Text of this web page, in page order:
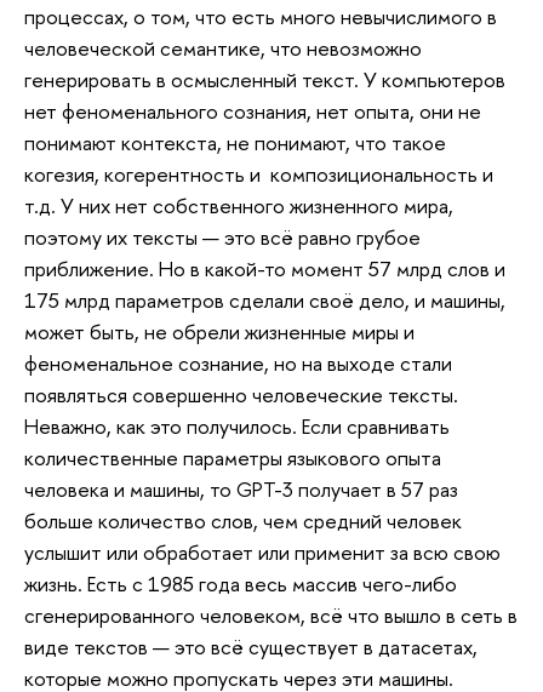
процессах, о том, что есть много невычислимого в
человеческой семантике, что невозможно
генерировать в осмысленный текст. У компьютеров
нет феноменального сознания, нет опыта, они не
понимают контекста, не понимают, что такое
когезия, когерентность и композициональность и
т.д. У них нет собственного жизненного мира,
поэтому их тексты — это всё равно грубое
приближение. Но в какой-то момент 57 млрд слов и
175 млрд параметров сделали своё дело, и машины,
может быть, не обрели жизненные миры и
феноменальное сознание, но на выходе стали
появляться совершенно человеческие тексты.
Неважно, как это получилось. Если сравнивать
количественные параметры языкового опыта
человека и машины, то GPT-3 получает в 57 раз
больше количество слов, чем средний человек
услышит или обработает или применит за всю свою
жизнь. Есть с 1985 года весь массив чего-либо
сгенерированного человеком, всё что вышло в сеть в
виде текстов — это всё существует в датасетах,
которые можно пропускать через эти машины.